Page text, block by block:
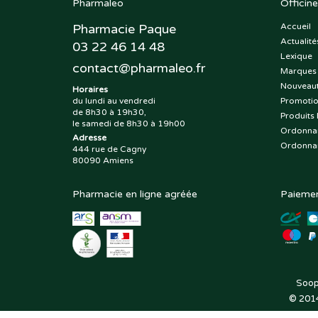
Pharmaleo
Pharmacie Paque
03 22 46 14 48
contact@pharmaleo.fr
Horaires
du lundi au vendredi
de 8h30 à 19h30,
le samedi de 8h30 à 19h00
Adresse
444 rue de Cagny
80090 Amiens
Officine
Accueil
Lexique
Produits
Pharmacie en ligne agréée
©